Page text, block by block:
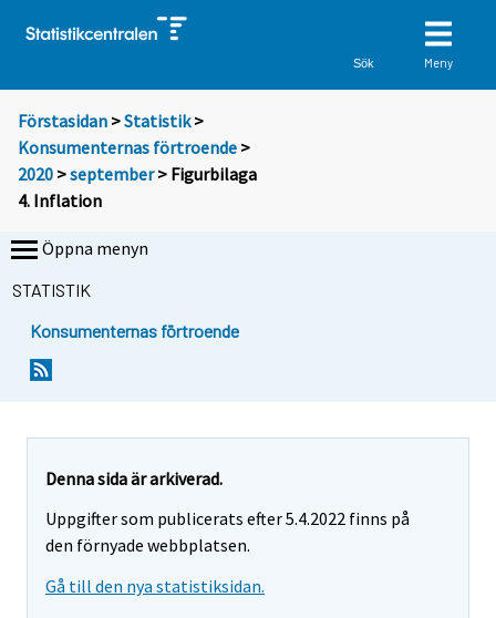
Sök Meny
Förstasidan >Statistik >
Konsumenternas förtroende >
2020 >september> Figurbilaga
4. Inflation
Öppna menyn
STATISTIK
Konsumenternas förtroende
Denna sida är arkiverad.
Uppgifter som publicerats efter 5.4.2022 finns på
den förnyade webbplatsen.
Gå till den nya statistiksidan.